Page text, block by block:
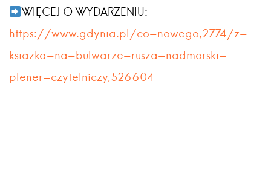
WIĘCEJ O WYDARZENIU:
https://www.gdynia.pl/co-nowego,2774/z-
ksiazka-na-bulwarze-rusza-nadmorski-
plener-czytelniczy,526604